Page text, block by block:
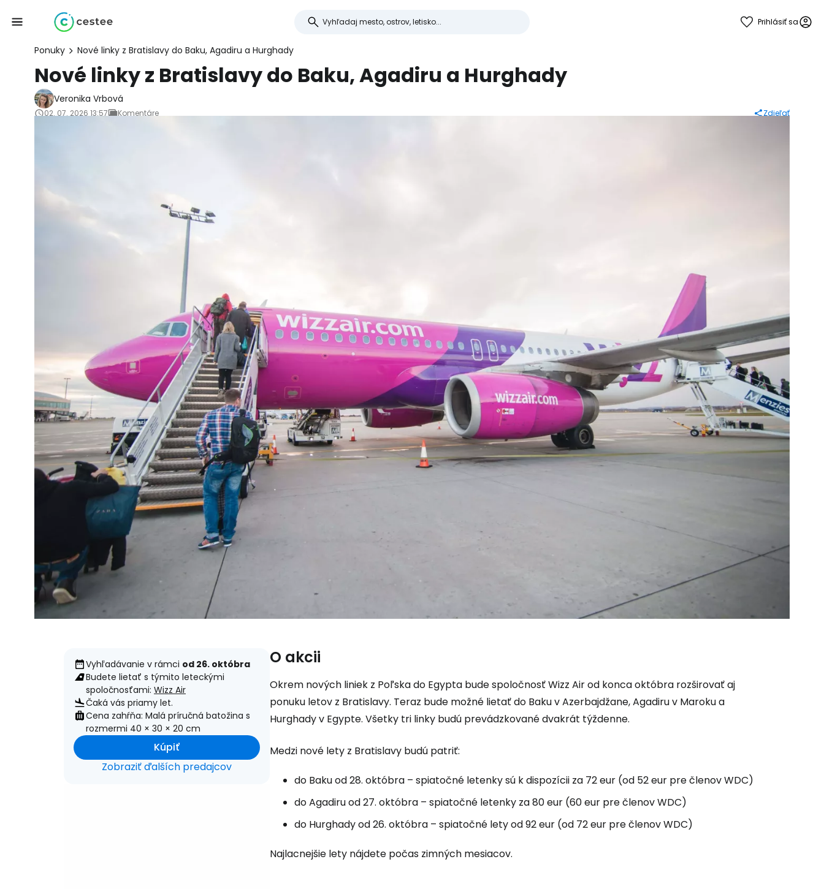
Prihlásiť sa
Ponuky Nové linky z Bratislavy do Baku, Agadiru a Hurghady
Nové linky z Bratislavy do Baku, Agadiru a Hurghady
Veronika Vrbová
02. 07. 2026 13:57 Komentáre Zdieľať
Vyhľadávanie v rámci od 26. októbra
Budete lietať s týmito leteckými
spoločnosťami: Wizz Air
Čaká vás priamy let.
Cena zahŕňa: Malá príručná batožina s
rozmermi 40 × 30 × 20 cm
Kúpiť
Zobraziť ďalších predajcov
O akcii
Okrem nových liniek z Poľska do Egypta bude spoločnosť Wizz Air od konca októbra rozširovať aj
ponuku letov z Bratislavy. Teraz bude možné lietať do Baku v Azerbajdžane, Agadiru v Maroku a
Hurghady v Egypte. Všetky tri linky budú prevádzkované dvakrát týždenne.
Medzi nové lety z Bratislavy budú patriť:
do Baku od 28. októbra – spiatočné letenky sú k dispozícii za 72 eur (od 52 eur pre členov WDC)
do Agadiru od 27. októbra – spiatočné letenky za 80 eur (60 eur pre členov WDC)
do Hurghady od 26. októbra – spiatočné lety od 92 eur (od 72 eur pre členov WDC)
Najlacnejšie lety nájdete počas zimných mesiacov.
Prihláste sa do služby
Cestee
... celosvetovej komunity cestovateľov